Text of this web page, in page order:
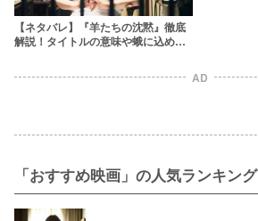
【ネタバレ】『羊たちの沈黙』徹底
解説！タイトルの意味や蛾に込めら
AD
「おすすめ映画」の人気ランキング